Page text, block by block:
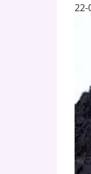
22-